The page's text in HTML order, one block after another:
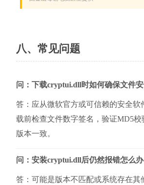
八、常见问题
问：下载cryptui.dll时如何确保文件安
答：应从微软官方或可信赖的安全软
载前检查文件数字签名，验证MD5
版本一致。
问：安装cryptui.dll后仍然报错怎么办
答：可能是版本不匹配或系统存在其